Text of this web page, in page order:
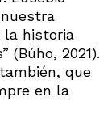
la historia
(Búho, 2021).
que
en la